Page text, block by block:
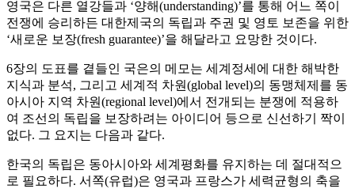
영국은 다른 열강들과 ‘양해(understanding)’를 통해 어느 쪽이
전쟁에 승리하든 대한제국의 독립과 주권 및 영토 보존을 위한
‘새로운 보장(fresh guarantee)’을 해달라고 요망한 것이다.
6장의 도표를 곁들인 국은의 메모는 세계정세에 대한 해박한
지식과 분석, 그리고 세계적 차원(global level)의 동맹체제를 동
아시아 지역 차원(regional level)에서 전개되는 분쟁에 적용하
여 조선의 독립을 보장하려는 아이디어 등으로 신선하기 짝이
없다. 그 요지는 다음과 같다.
한국의 독립은 동아시아와 세계평화를 유지하는 데 절대적으
로 필요하다. 서쪽(유럽)은 영국과 프랑스가 세력균형의 축을